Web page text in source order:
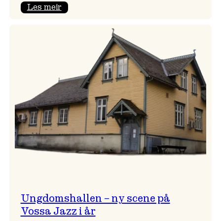
Les meir:
opningskonsert!
Ungdomshallen – ny scene på
Vossa Jazz i år